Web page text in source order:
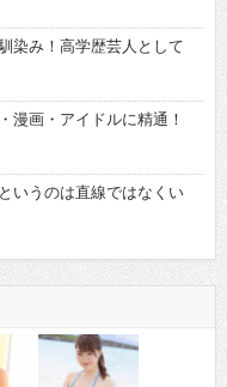
染み！高学歴芸人として
画・アイドルに精通！
うのは直線ではなくい